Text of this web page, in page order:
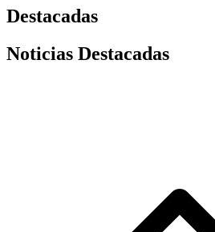
Destacadas
Noticias Destacadas